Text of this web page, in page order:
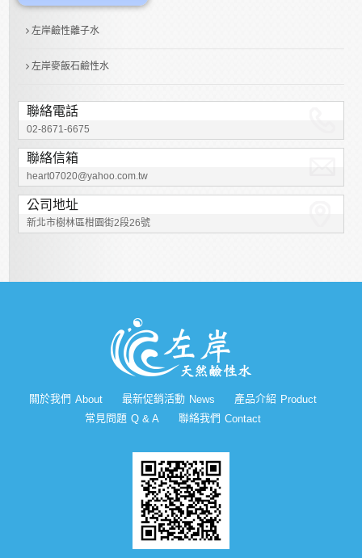
左岸鹼性離子水
左岸麥飯石鹼性水
聯絡電話
02-8671-6675
聯絡信箱
heart07020@yahoo.com.tw
公司地址
新北市樹林區柑園街2段26號
關於我們 About 最新促銷活動 News 產品介紹 Product
常見問題 Q & A 聯絡我們 Contact